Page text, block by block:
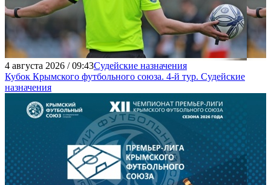
4 августа 2026 / 09:43Судейские назначения
Кубок Крымского футбольного союза. 4-й тур. Судейские
назначения